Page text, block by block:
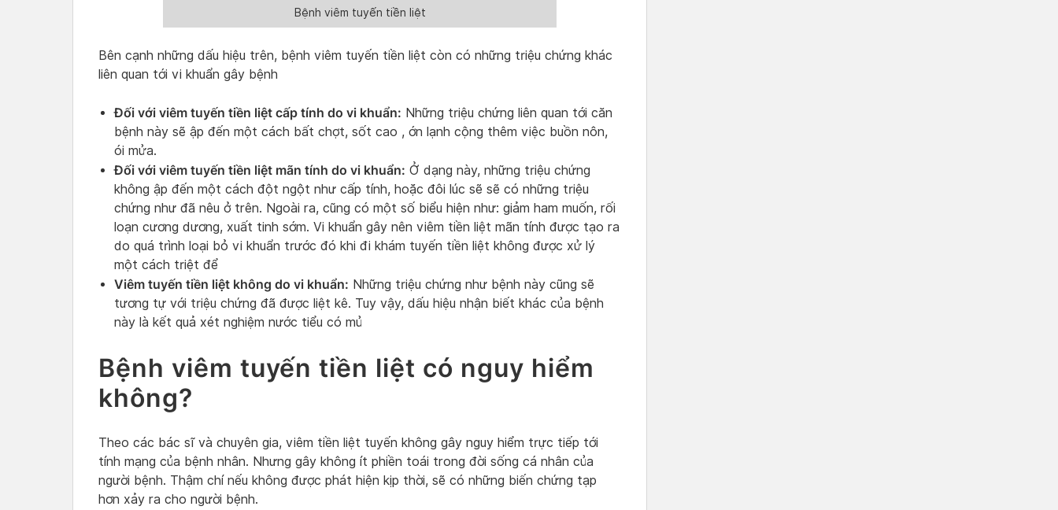
Bệnh viêm tuyến tiền liệt
Bên cạnh những dấu hiệu trên, bệnh viêm tuyến tiền liệt còn có những triệu chứng khác
liên quan tới vi khuẩn gây bệnh
Đối với viêm tuyến tiền liệt cấp tính do vi khuẩn: Những triệu chứng liên quan tới căn
bệnh này sẽ ập đến một cách bất chợt, sốt cao , ớn lạnh cộng thêm việc buồn nôn,
ói mửa.
Đối với viêm tuyến tiền liệt mãn tính do vi khuẩn: Ở dạng này, những triệu chứng
không ập đến một cách đột ngột như cấp tính, hoặc đôi lúc sẽ sẽ có những triệu
chứng như đã nêu ở trên. Ngoài ra, cũng có một số biểu hiện như: giảm ham muốn, rối
loạn cương dương, xuất tinh sớm. Vi khuẩn gây nên viêm tiền liệt mãn tính được tạo ra
do quá trình loại bỏ vi khuẩn trước đó khi đi khám tuyến tiền liệt không được xử lý
một cách triệt để
Viêm tuyến tiền liệt không do vi khuẩn: Những triệu chứng như bệnh này cũng sẽ
tương tự với triệu chứng đã được liệt kê. Tuy vậy, dấu hiệu nhận biết khác của bệnh
này là kết quả xét nghiệm nước tiểu có mủ
Bệnh viêm tuyến tiền liệt có nguy hiểm
không?
Theo các bác sĩ và chuyên gia, viêm tiền liệt tuyến không gây nguy hiểm trực tiếp tới
tính mạng của bệnh nhân. Nhưng gây không ít phiền toái trong đời sống cá nhân của
người bệnh. Thậm chí nếu không được phát hiện kịp thời, sẽ có những biến chứng tạp
hơn xảy ra cho người bệnh.